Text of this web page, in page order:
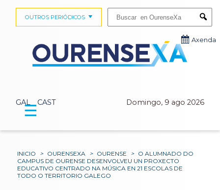
GAL CAST Domingo, 9 ago 2026
OUTROS PERIÓDICOS
Axenda
☰
INICIO > OURENSEXA > OURENSE > O ALUMNADO DO
CAMPUS DE OURENSE DESENVOLVEU UN PROXECTO
EDUCATIVO CENTRADO NA MÚSICA EN 21 ESCOLAS DE
TODO O TERRITORIO GALEGO